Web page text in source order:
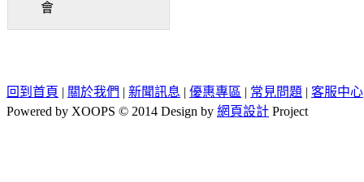
會
回到首頁 | 關於我們 | 新聞訊息 | 優惠專區 | 常見問題 | 客服中心
Powered by XOOPS © 2014 Design by 網頁設計 Project